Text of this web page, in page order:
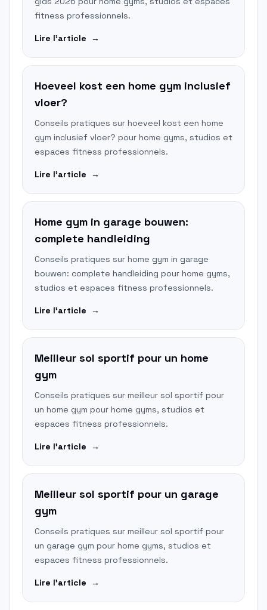
fitness professionnels.
Lire l'article →
Hoeveel kost een home gym inclusief
vloer?
Conseils pratiques sur hoeveel kost een home
gym inclusief vloer? pour home gyms, studios et
espaces fitness professionnels.
Lire l'article →
Home gym in garage bouwen:
complete handleiding
Conseils pratiques sur home gym in garage
bouwen: complete handleiding pour home gyms,
studios et espaces fitness professionnels.
Lire l'article →
Meilleur sol sportif pour un home
gym
Conseils pratiques sur meilleur sol sportif pour
un home gym pour home gyms, studios et
espaces fitness professionnels.
Lire l'article →
Meilleur sol sportif pour un garage
gym
Conseils pratiques sur meilleur sol sportif pour
un garage gym pour home gyms, studios et
espaces fitness professionnels.
Lire l'article →